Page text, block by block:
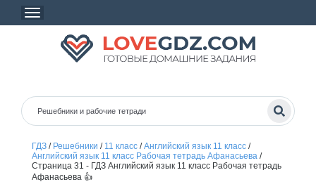
ГДЗ/ Решебники / 11 класс/Английский язык 11 класс/
Английский язык 11 класс Рабочая тетрадь Афанасьева/
Страница 31 - ГДЗ Английский язык 11 класс Рабочая тетрадь
Афанасьева 👍